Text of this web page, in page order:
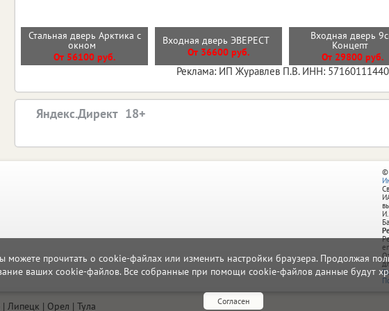
можете прочитать о cookie-файлах или изменить настройки браузера. Продолжая
ваших cookie-файлов. Все собранные при помощи cookie-файлов данные будут
Согласен
Стальная дверь Арктика с
окном
От 56100 руб.
Входная дверь ЭВЕРЕСТ
От 36600 руб.
Входная дверь
Концепт
От 29800 руб.
Реклама: ИП Журавлев П.В. ИНН:
Яндекс.Директ
©
Липецк Орел Тула